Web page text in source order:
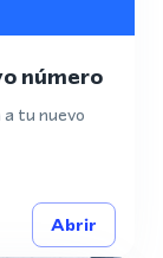
número
a tu nuevo
Abrir